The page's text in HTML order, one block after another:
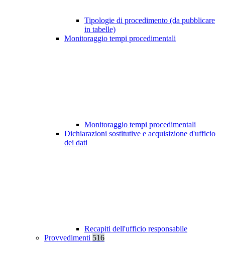
Tipologie di procedimento (da pubblicare
in tabelle)
Monitoraggio tempi procedimentali
Monitoraggio tempi procedimentali
Dichiarazioni sostitutive e acquisizione d'ufficio
dei dati
Recapiti dell'ufficio responsabile
Provvedimenti 516